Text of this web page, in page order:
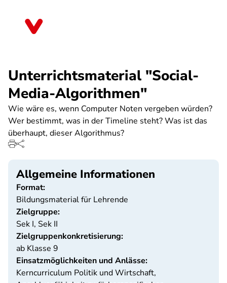
Unterrichtsmaterial "Social-
Media-Algorithmen"
Wie wäre es, wenn Computer Noten vergeben würden?
Wer bestimmt, was in der Timeline steht? Was ist das
überhaupt, dieser Algorithmus?
Allgemeine Informationen
Format:
Bildungsmaterial für Lehrende
Zielgruppe:
Sek I, Sek II
Zielgruppenkonkretisierung:
ab Klasse 9
Einsatzmöglichkeiten und Anlässe:
Kerncurriculum Politik und Wirtschaft,